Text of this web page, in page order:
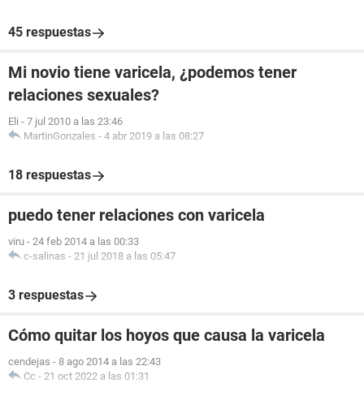
45 respuestas
Mi novio tiene varicela, ¿podemos tener
relaciones sexuales?
Eli - 7 jul 2010 a las 23:46
MartinGonzales - 4 abr 2019 a las 08:27
18 respuestas
puedo tener relaciones con varicela
viru - 24 feb 2014 a las 00:33
c-salinas - 21 jul 2018 a las 05:47
3 respuestas
Cómo quitar los hoyos que causa la varicela
cendejas - 8 ago 2014 a las 22:43
Cc - 21 oct 2022 a las 01:31